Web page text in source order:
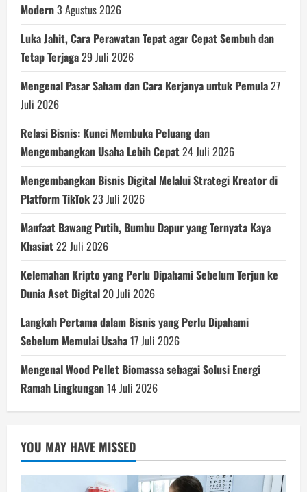
Modern3 Agustus 2026
Luka Jahit, Cara Perawatan Tepat agar Cepat Sembuh dan
Tetap Terjaga29 Juli 2026
Mengenal Pasar Saham dan Cara Kerjanya untuk Pemula27
Juli 2026
Relasi Bisnis: Kunci Membuka Peluang dan
Mengembangkan Usaha Lebih Cepat24 Juli 2026
Mengembangkan Bisnis Digital Melalui Strategi Kreator di
Platform TikTok23 Juli 2026
Manfaat Bawang Putih, Bumbu Dapur yang Ternyata Kaya
Khasiat22 Juli 2026
Kelemahan Kripto yang Perlu Dipahami Sebelum Terjun ke
Dunia Aset Digital20 Juli 2026
Langkah Pertama dalam Bisnis yang Perlu Dipahami
Sebelum Memulai Usaha17 Juli 2026
Mengenal Wood Pellet Biomassa sebagai Solusi Energi
Ramah Lingkungan14 Juli 2026
YOU MAY HAVE MISSED